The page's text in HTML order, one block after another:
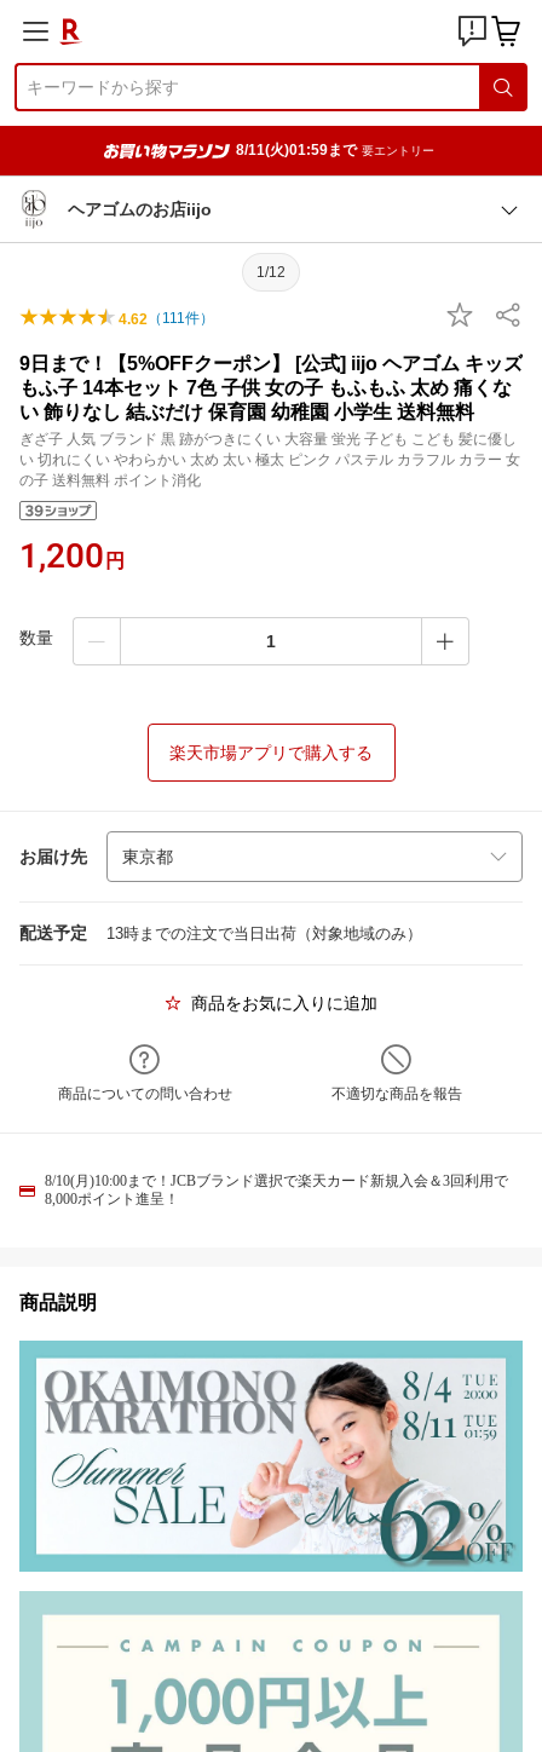
8/11(火)01:59まで 要エントリー
ヘアゴムのお店iijo
1/12
4.62 （ 111件）
9日まで！【5%OFFクーポン】 [公式] iijo ヘアゴム キッズ
もふ子 14本セット 7色 子供 女の子 もふもふ 太め 痛くな
い 飾りなし 結ぶだけ 保育園 幼稚園 小学生 送料無料
ぎざ子 人気 ブランド 黒 跡がつきにくい 大容量 蛍光 子ども こども 髪に優し
い 切れにくい やわらかい 太め 太い 極太 ピンク パステル カラフル カラー 女
の子 送料無料 ポイント消化
1,200 円
数量
楽天市場アプリで購入する
お届け先
配送予定 13時までの注文で当日出荷（対象地域のみ）
商品をお気に入りに追加
商品についての問い合わせ 不適切な商品を報告
8/10(月)10:00まで！JCBブランド選択で楽天カード新規入会＆3回利用で
8,000ポイント進呈！
商品説明